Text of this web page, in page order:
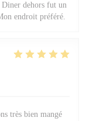
Diner dehors fut un
endroit préféré.
très bien mangé